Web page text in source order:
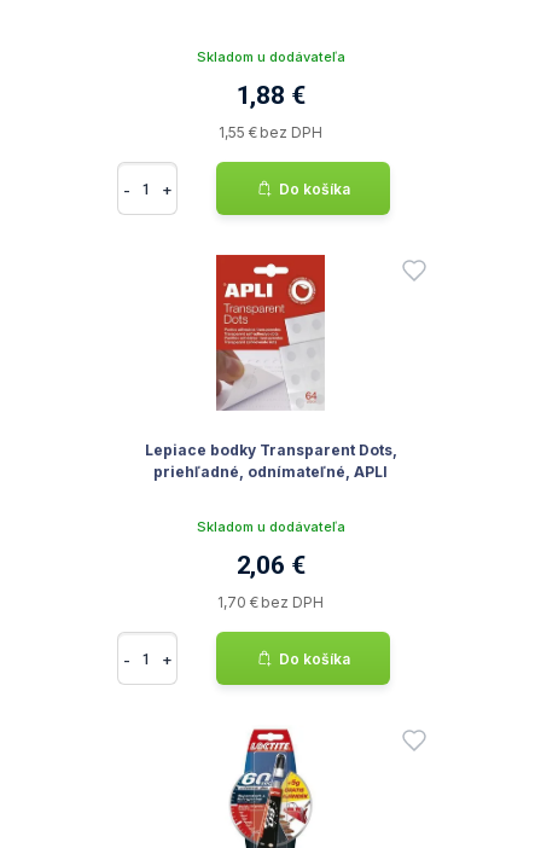
Skladom u dodávateľa
1,88 €
1,55 € bez DPH
- + Do košíka
Lepiace bodky Transparent Dots,
priehľadné, odnímateľné, APLI
Skladom u dodávateľa
2,06 €
1,70 € bez DPH
- + Do košíka